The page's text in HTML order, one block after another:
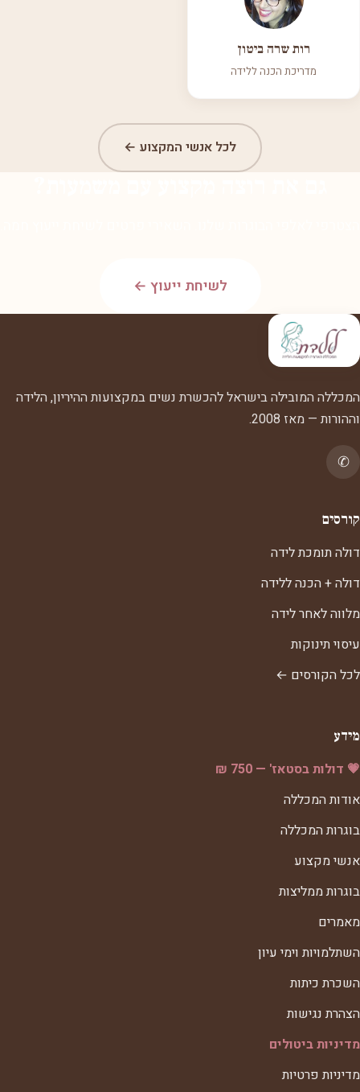
רות שרה ביטון
מדריכת הכנה ללידה
לכל אנשי המקצוע ←
לשיחת ייעוץ ←
המכללה המובילה בישראל להכשרת נשים במקצועות ההיריון, הלידה
וההורות — מאז 2008.
✆
קורסים
דולה תומכת לידה
דולה + הכנה ללידה
מלווה לאחר לידה
עיסוי תינוקות
לכל הקורסים ←
מידע
💗 דולות בסטאז' — 750 ₪
אודות המכללה
בוגרות המכללה
אנשי מקצוע
בוגרות ממליצות
מאמרים
השתלמויות וימי עיון
השכרת כיתות
הצהרת נגישות
מדיניות ביטולים
מדיניות פרטיות